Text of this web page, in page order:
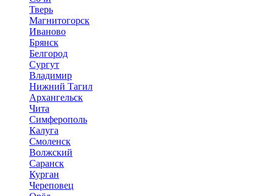
Тверь
Магнитогорск
Иваново
Брянск
Белгород
Сургут
Владимир
Нижний Тагил
Архангельск
Чита
Симферополь
Калуга
Смоленск
Волжский
Саранск
Курган
Череповец